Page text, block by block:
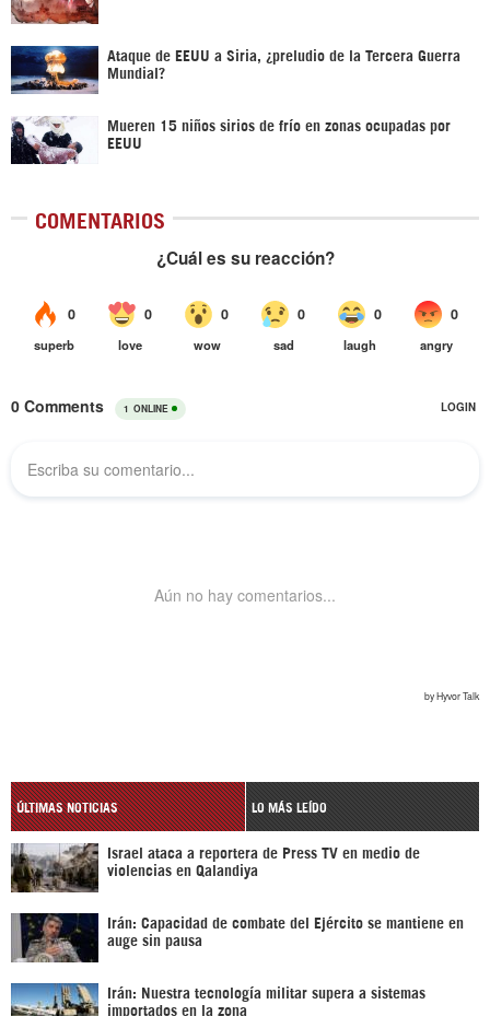
Ataque de EEUU a Siria, ¿preludio de la Tercera Guerra
Mundial?
Mueren 15 niños sirios de frío en zonas ocupadas por
EEUU
COMENTARIOS
ÚLTIMAS NOTICIAS LO MÁS LEÍDO
Israel ataca a reportera de Press TV en medio de
violencias en Qalandiya
Irán: Capacidad de combate del Ejército se mantiene en
auge sin pausa
Irán: Nuestra tecnología militar supera a sistemas
importados en la zona